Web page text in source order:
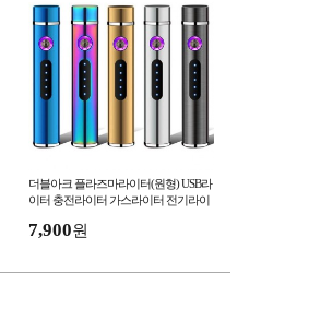
더블아크 플라즈마라이터(원형) USB라
이터 충전라이터 가스라이터 전기라이
7,900원